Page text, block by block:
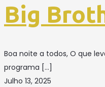
Big
Boa noite a todos, O que
programa […]
Julho 13, 2025